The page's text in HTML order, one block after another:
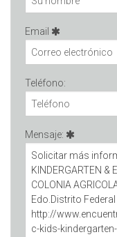
Email
Teléfono:
Mensaje: